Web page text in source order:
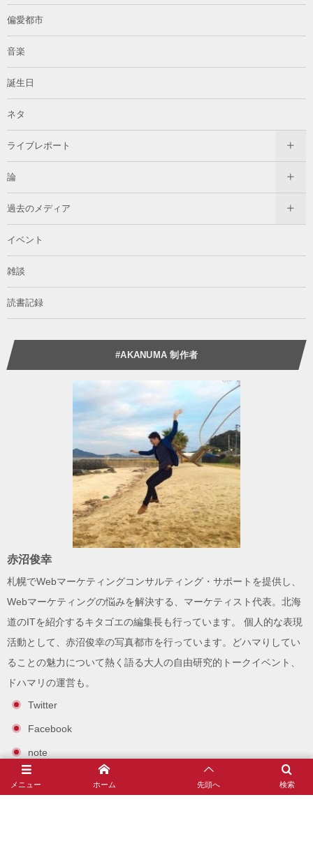
偏愛都市
音楽
誕生日
ネタ
ライブレポート
論
過去のメディア
イベント
雑談
読書記録
#AKANUMA 制作者
赤沼俊幸
札幌でWebマーケティングコンサルティング・サポートを提供し、
Webマーケティングの悩みを解決する、 マーケティスト代表。北海
道のITを紹介するキタゴエの編集長も行っています。 個人的な表現
活動として、 赤沼俊幸の写真都市を行っています。どハマりしてい
ることの魅力について熱く語る大人の自由研究的トークイベント、
ドハマリの運営も。
Twitter
Facebook
note
Instagram
メニュー 検索
ホーム 先頭へ